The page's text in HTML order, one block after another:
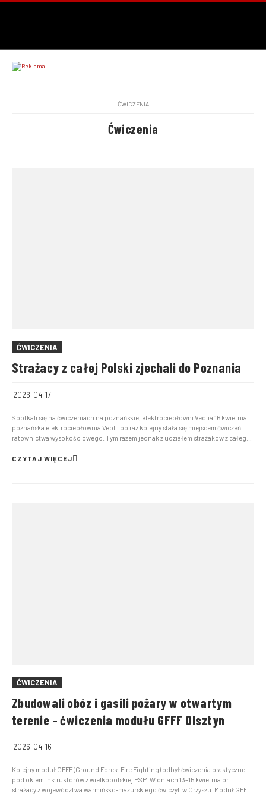
ĆWICZENIA
Ćwiczenia
ĆWICZENIA
Strażacy z całej Polski zjechali do Poznania
2026-04-17
Spotkali się na ćwiczeniach na poznańskiej elektrociepłowni Veolia 16 kwietnia
poznańska elektrociepłownia Veolii po raz kolejny stała się miejscem ćwiczeń
ratownictwa wysokościowego. Tym razem jednak z udziałem strażaków z całego
Specjalistyczną Grupę Ratownictwa Wysok...
CZYTAJ WIĘCEJ
ĆWICZENIA
Zbudowali obóz i gasili pożary w otwartym
terenie – ćwiczenia modułu GFFF Olsztyn
2026-04-16
Kolejny moduł GFFF (Ground Forest Fire Fighting) odbył ćwiczenia praktyczne
pod okiem instruktorów z wielkopolskiej PSP. W dniach 13–15 kwietnia br.
strażacy z województwa warmińsko-mazurskiego ćwiczyli w Orzyszu. Moduł GFFF